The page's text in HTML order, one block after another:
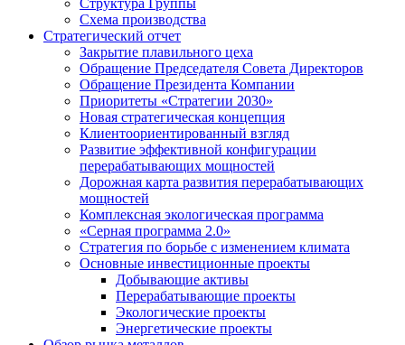
Структура Группы
Схема производства
Стратегический отчет
Закрытие плавильного цеха
Обращение Председателя Совета Директоров
Обращение Президента Компании
Приоритеты «Стратегии 2030»
Новая стратегическая концепция
Клиентоориентированный взгляд
Развитие эффективной конфигурации
перерабатывающих мощностей
Дорожная карта развития перерабатывающих
мощностей
Комплексная экологическая программа
«Серная программа 2.0»
Стратегия по борьбе с изменением климата
Основные инвестиционные проекты
Добывающие активы
Перерабатывающие проекты
Экологические проекты
Энергетические проекты